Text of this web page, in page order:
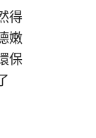
得
嫩
保